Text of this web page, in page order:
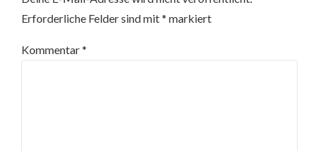
Erforderliche Felder sind mit* markiert
Kommentar*